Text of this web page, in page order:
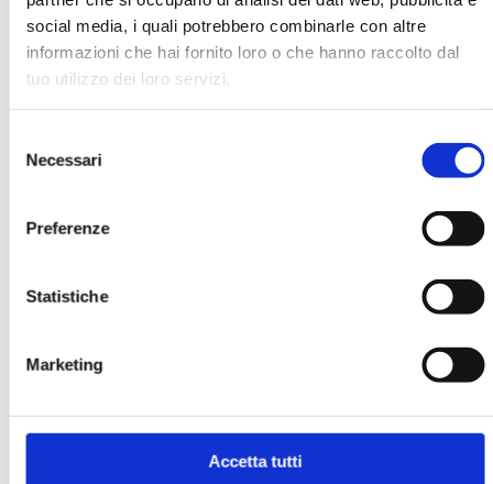
social media, i quali potrebbero combinarle con altre
informazioni che hai fornito loro o che hanno raccolto dal
tuo utilizzo dei loro servizi.
delNecessari
Preferenze
Statistiche
Marketing
Accetta tutti
MOSTRA